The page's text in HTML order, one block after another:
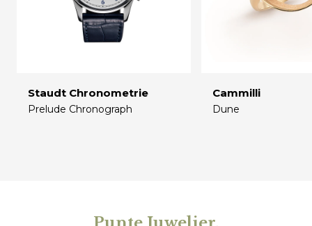
Staudt Chronometrie
Prelude Chronograph
Cammilli
Dune